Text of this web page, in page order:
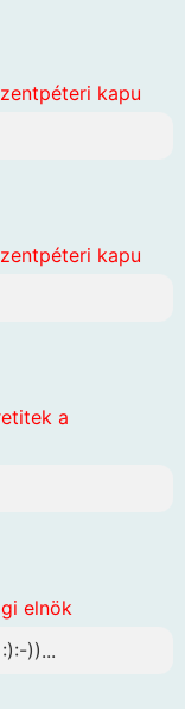
kapu
kapu
a
elnök
))...